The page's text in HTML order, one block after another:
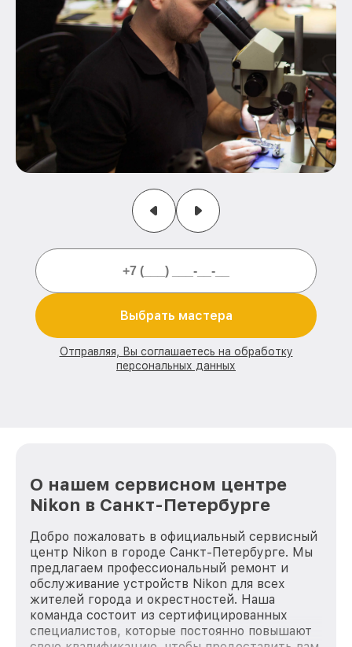
Выбрать мастера
Отправляя, Вы соглашаетесь на обработку
персональных данных
О нашем сервисном центре
Nikon в Санкт-Петербурге
Добро пожаловать в официальный сервисный
центр Nikon в городе Санкт-Петербурге. Мы
предлагаем профессиональный ремонт и
обслуживание устройств Nikon для всех
жителей города и окрестностей. Наша
команда состоит из сертифицированных
специалистов, которые постоянно повышают